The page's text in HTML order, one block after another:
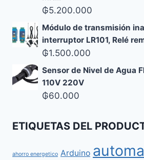
₲5.200.000
Módulo de transmisión
interruptor LR101, Relé
₲1.500.000
Sensor de Nivel de Agua
110V 220V
₲60.000
ETIQUETAS DEL
ahorro energetico Arduino